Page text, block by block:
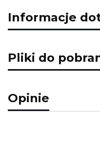
Informacje
Pliki do
Opinie